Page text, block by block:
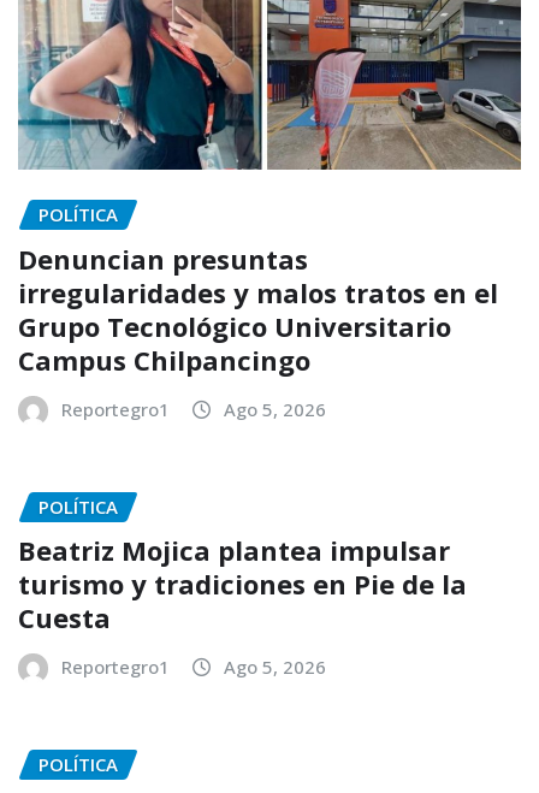
POLÍTICA
Denuncian presuntas
irregularidades y malos tratos en el
Grupo Tecnológico Universitario
Campus Chilpancingo
Reportegro1 Ago 5, 2026
POLÍTICA
Beatriz Mojica plantea impulsar
turismo y tradiciones en Pie de la
Cuesta
Reportegro1 Ago 5, 2026
POLÍTICA